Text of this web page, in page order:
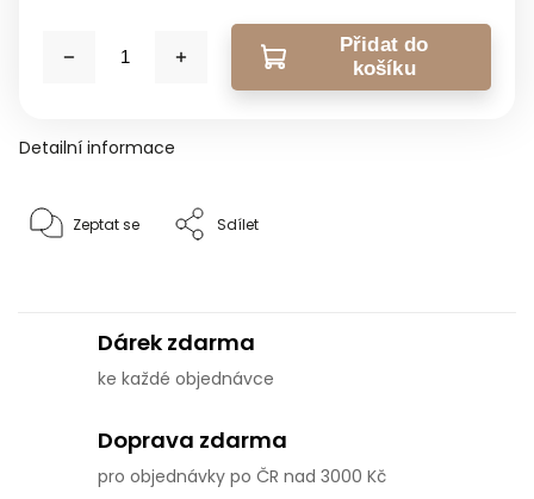
Přidat do
košíku
Detailní informace
Zeptat se Sdílet
Dárek zdarma
ke každé objednávce
Doprava zdarma
pro objednávky po ČR nad 3000 Kč